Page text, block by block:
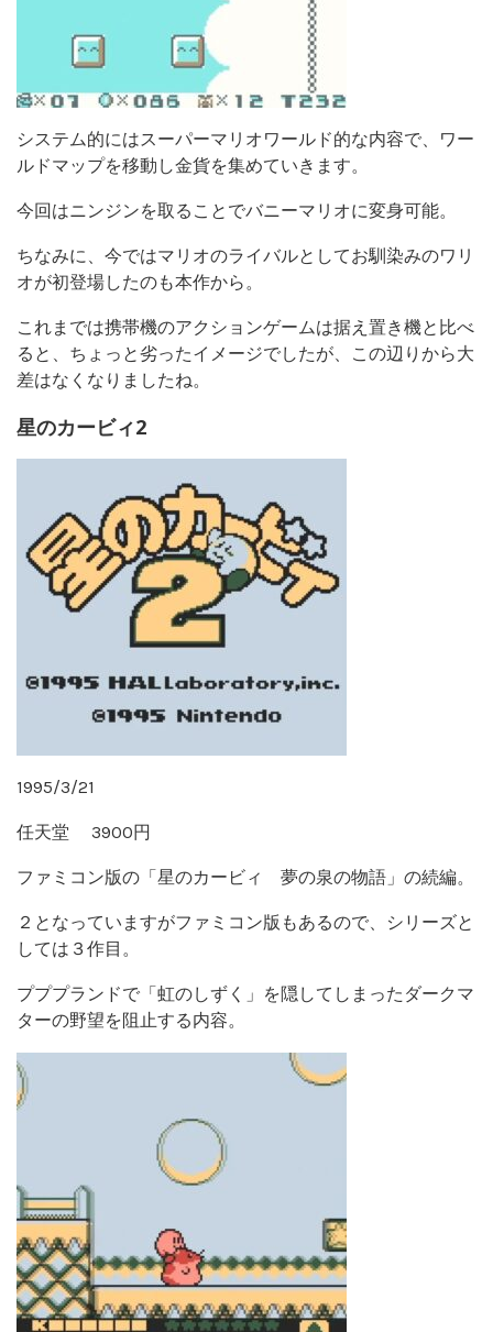
システム的にはスーパーマリオワールド的な内容で、ワー
ルドマップを移動し金貨を集めていきます。
今回はニンジンを取ることでバニーマリオに変身可能。
ちなみに、今ではマリオのライバルとしてお馴染みのワリ
オが初登場したのも本作から。
これまでは携帯機のアクションゲームは据え置き機と比べ
ると、ちょっと劣ったイメージでしたが、この辺りから大
差はなくなりましたね。
星のカービィ2
1995/3/21
任天堂 3900円
ファミコン版の「星のカービィ 夢の泉の物語」の続編。
２となっていますがファミコン版もあるので、シリーズと
しては３作目。
プププランドで「虹のしずく」を隠してしまったダークマ
ターの野望を阻止する内容。